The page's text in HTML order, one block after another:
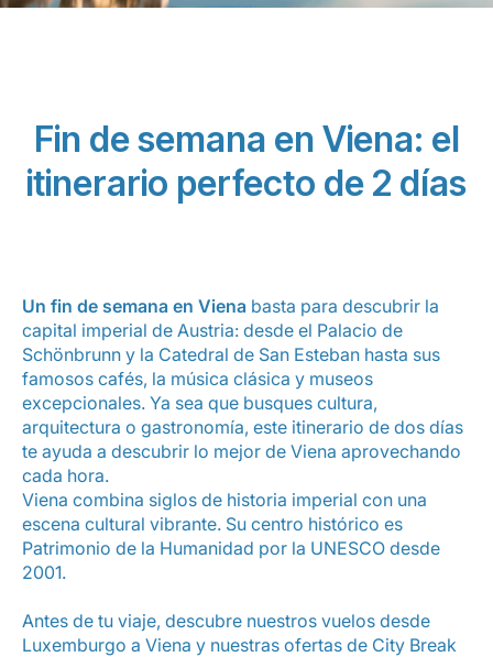
Grupo Luxair
Carrera en Luxair
Fin de semana en Viena: el
itinerario perfecto de 2 días
Un fin de semana en Viena basta para descubrir la
capital imperial de Austria: desde el Palacio de
Schönbrunn y la Catedral de San Esteban hasta sus
famosos cafés, la música clásica y museos
excepcionales. Ya sea que busques cultura,
arquitectura o gastronomía, este itinerario de dos días
te ayuda a descubrir lo mejor de Viena aprovechando
cada hora.
Viena combina siglos de historia imperial con una
escena cultural vibrante. Su centro histórico es
Patrimonio de la Humanidad por la UNESCO desde
2001.
Antes de tu viaje, descubre nuestros vuelos desde
Luxemburgo a Viena y nuestras ofertas de City Break